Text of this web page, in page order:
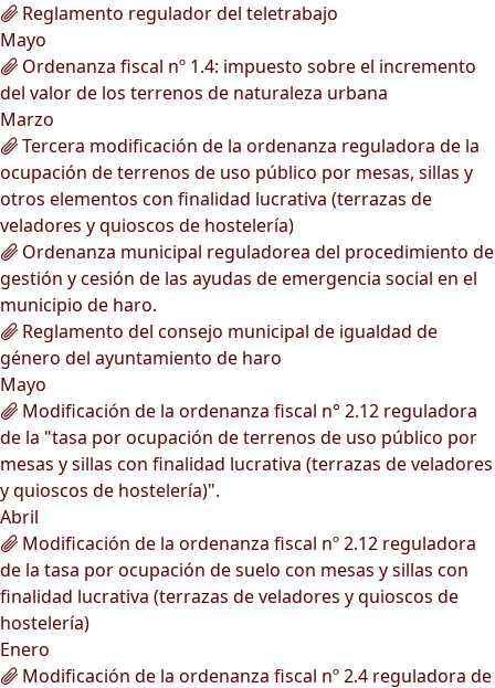
Reglamento regulador del teletrabajo
Mayo
Ordenanza fiscal nº 1.4: impuesto sobre el incremento
del valor de los terrenos de naturaleza urbana
Marzo
Tercera modificación de la ordenanza reguladora de la
ocupación de terrenos de uso público por mesas, sillas y
otros elementos con finalidad lucrativa (terrazas de
veladores y quioscos de hostelería)
Ordenanza municipal reguladorea del procedimiento de
gestión y cesión de las ayudas de emergencia social en el
municipio de haro.
Reglamento del consejo municipal de igualdad de
género del ayuntamiento de haro
Mayo
Modificación de la ordenanza fiscal n° 2.12 reguladora
de la "tasa por ocupación de terrenos de uso público por
mesas y sillas con finalidad lucrativa (terrazas de veladores
y quioscos de hostelería)".
Abril
Modificación de la ordenanza fiscal nº 2.12 reguladora
de la tasa por ocupación de suelo con mesas y sillas con
finalidad lucrativa (terrazas de veladores y quioscos de
hostelería)
Enero
Modificación de la ordenanza fiscal nº 2.4 reguladora de